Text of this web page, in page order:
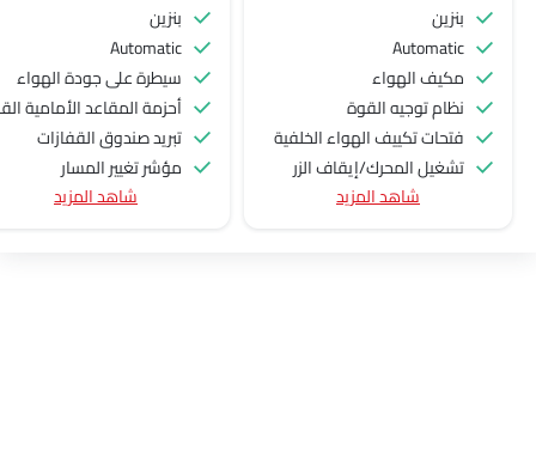
بنزين
Automatic
مكيف الهواء
نظام توجيه القوة
فتحات تكييف الهواء الخلفية
تشغيل المحرك/إيقاف الزر
منفذ الطاقة الملحق
شاهد المزيد
بنزين
Automatic
سيطرة على جودة الهواء
أحزمة المقاعد الأمامية القابلة للتعديل في
تبريد صندوق القفازات
مؤشر تغيير المسار
شاهد المزيد